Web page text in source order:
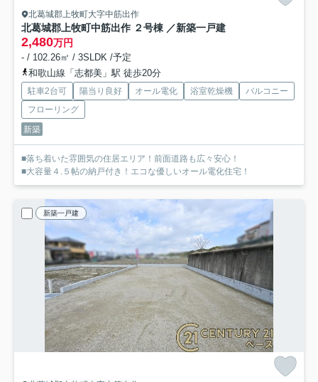
北葛城郡上牧町大字中筋出作
北葛城郡上牧町中筋出作 ２号棟 ／新築一戸建
2,480万円
- / 102.26㎡ / 3SLDK /予定
和歌山線「志都美」駅 徒歩20分
駐車2台可 陽当り良好 オール電化 浴室乾燥機
バルコニー
フローリング
新築
■落ち着いた雰囲気の住居エリア！前面道路も広々安心！
■大容量４.５帖の納戸付き！エコな優しいオール電化住宅！
新築一戸建